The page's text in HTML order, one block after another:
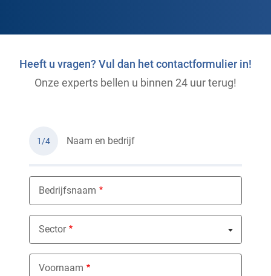
Heeft u vragen? Vul dan het contactformulier in!
Onze experts bellen u binnen 24 uur terug!
1/4 Naam en bedrijf
Bedrijfsnaam
Sector
Nothing selected
Voornaam